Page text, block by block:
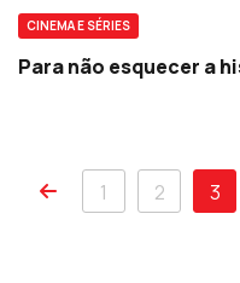
CINEMA E SÉRIES
Para não esquecer a
1 2 3